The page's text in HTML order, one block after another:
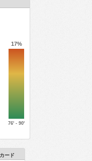
17%
76' - 90'
ード